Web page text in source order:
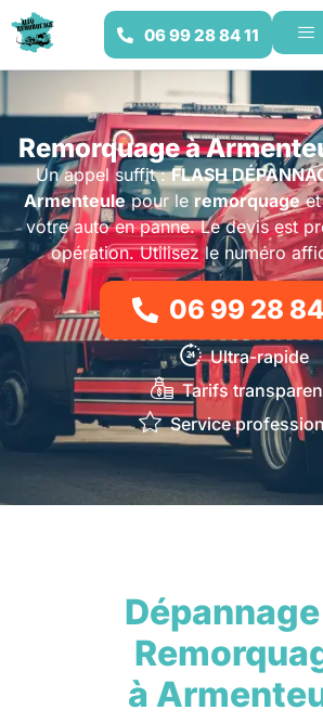
06 99 28 84 11
Remorquage à
Un appel suffit :FLASH
Armenteulepour le remorquageet
votre auto en panne. Le devis est
opération. Utilisez le numéro
06 99 28 84
Ultra-rapide
Tarifs
Service
Dépannage
à